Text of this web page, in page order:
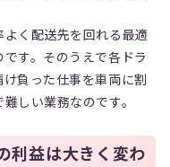
く配送先を回れる最適
す。そのうえで各ドラ
負った仕事を車両に割
しい業務なのです。
利益は大きく変わ